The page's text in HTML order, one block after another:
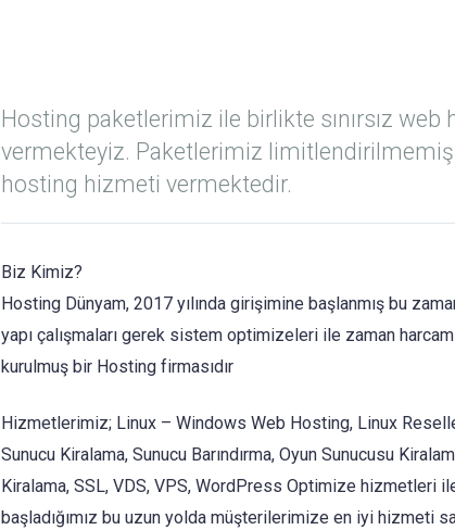
Hosting paketlerimiz ile birlikte sınırsız
vermekteyiz. Paketlerimiz
hosting hizmeti vermektedir.
Biz Kimiz?
Hosting Dünyam, 2017 yılında girişimine başlanmış bu
yapı çalışmaları gerek sistem optimizeleri ile zaman
kurulmuş bir Hosting firmasıdır
Hizmetlerimiz; Linux – Windows Web Hosting, Linux
Sunucu Kiralama, Sunucu Barındırma, Oyun Sunucusu
Kiralama, SSL, VDS, VPS, WordPress Optimize hizmetleri
başladığımız bu uzun yolda müşterilerimize en iyi hizmeti